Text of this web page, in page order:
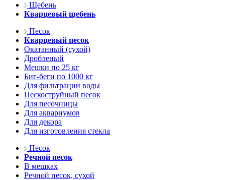
Щебень
Кварцевый щебень
Песок
Кварцевый песок
Окатанный (сухой)
Дробленый
Мешки по 25 кг
Биг-беги по 1000 кг
Для фильтрации воды
Пескоструйный песок
Для песочницы
Для аквариумов
Для декора
Для изготовления стекла
Песок
Речной песок
В мешках
Речной песок, сухой